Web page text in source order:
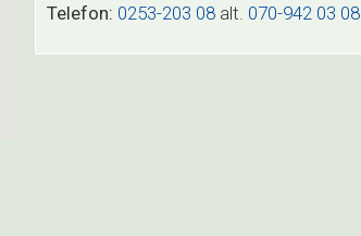
Telefon: 0253-203 08 alt. 070-942 03 08